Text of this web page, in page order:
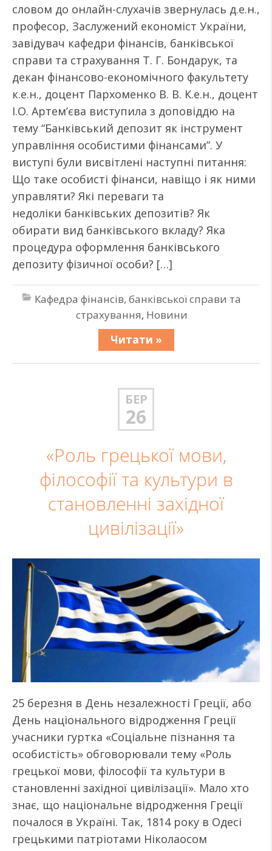
словом до онлайн-слухачів звернулась д.е.н.,
професор, Заслужений економіст України,
завідувач кафедри фінансів, банківської
справи та страхування Т. Г. Бондарук, та
декан фінансово-економічного факультету
к.е.н., доцент Пархоменко В. В. К.е.н., доцент
І.О. Артем’єва виступила з доповіддю на
тему “Банківський депозит як інструмент
управління особистими фінансами”. У
виступі були висвітлені наступні питання:
Що таке особисті фінанси, навіщо і як ними
управляти? Які переваги та
недоліки банківських депозитів? Як
обирати вид банківського вкладу? Яка
процедура оформлення банківського
депозиту фізичної особи? […]
Кафедра фінансів, банківської справи та
страхування, Новини
Читати »
БЕР
26
«Роль грецької мови,
філософії та культури в
становленні західної
цивілізації»
25 березня в День незалежності Греції, або
День національного відродження Греції
учасники гуртка «Соціальне пізнання та
особистість» обговорювали тему «Роль
грецької мови, філософії та культури в
становленні західної цивілізації». Мало хто
знає, що національне відродження Греції
почалося в Україні. Так, 1814 року в Одесі
грецькими патріотами Ніколаосом